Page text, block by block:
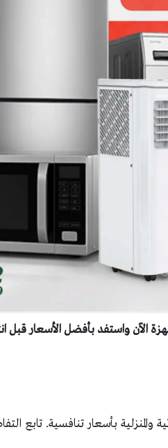
بأسعار تنافسية. تابع